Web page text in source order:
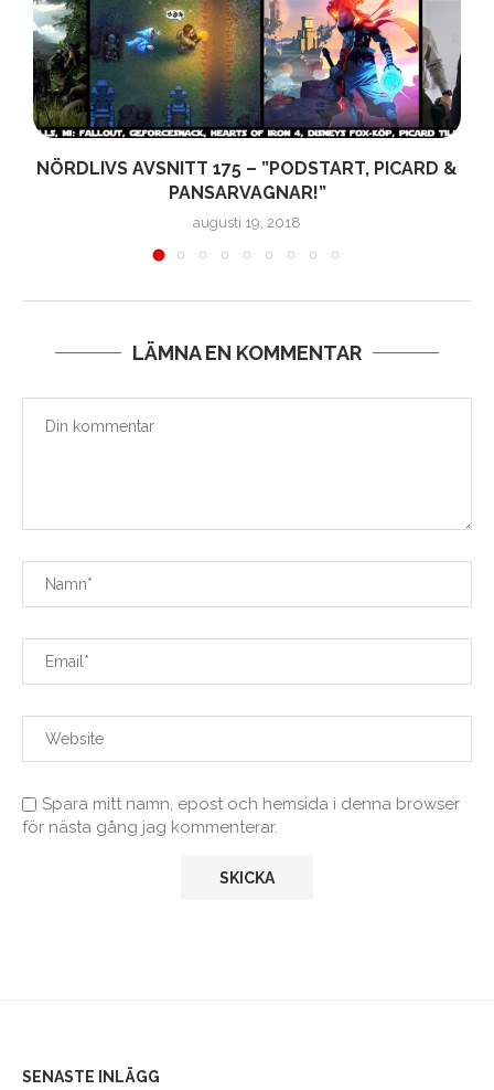
NÖRDLIVS AVSNITT 175 – ”PODSTART, PICARD &
PANSARVAGNAR!”
augusti 19, 2018
LÄMNA EN KOMMENTAR
Spara mitt namn, epost och hemsida i denna browser
för nästa gång jag kommenterar.
SENASTE INLÄGG